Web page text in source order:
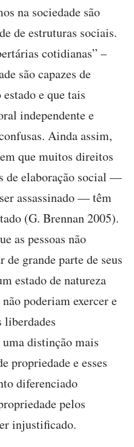
na sociedade são
de estruturas sociais.
cotidianas” –
são capazes de
e que tais
independente e
Ainda assim,
que muitos direitos
de elaboração social —
assassinado — têm
(G. Brennan 2005).
as pessoas não
de grande parte de seus
estado de natureza
poderiam exercer e
liberdades
distinção mais
propriedade e esses
diferenciado
pelos
injustificado.